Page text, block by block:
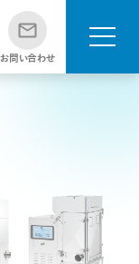
お問い合わせ